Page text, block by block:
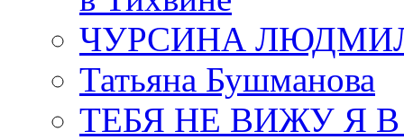
ЧУРСИНА
Татьяна Бушманова
ТЕБЯ НЕ ВИЖУ Я